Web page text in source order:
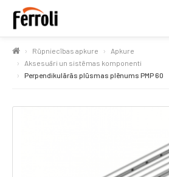
Rūpniecības apkure
Apkure
Aksesuāri un sistēmas komponenti
Perpendikulārās plūsmas plēnums PMP 60